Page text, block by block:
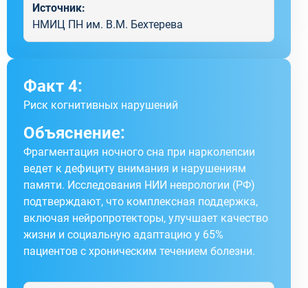
Источник:
НМИЦ ПН им. В.М. Бехтерева
Факт 4:
Риск когнитивных нарушений
Объяснение:
Фрагментация ночного сна при нарколепсии
ведет к дефициту внимания и нарушениям
памяти. Исследования НИИ неврологии (РФ)
подтверждают, что комплексная поддержка,
включая нейропротекторы, улучшает качество
жизни и социальную адаптацию у 65%
пациентов с хроническим течением болезни.